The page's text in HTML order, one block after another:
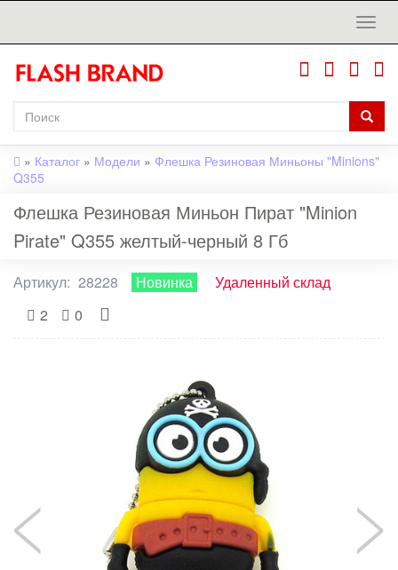
» Каталог » Модели » Флешка Резиновая Миньоны "Minions"
Q355
Флешка Резиновая Миньон Пират "Minion
Pirate" Q355 желтый-черный 8 Гб
Артикул: 28228 Новинка
Удаленный склад
2
0